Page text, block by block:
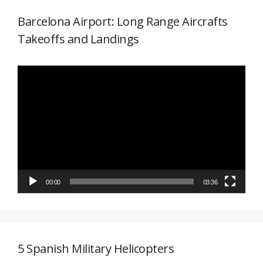
Barcelona Airport: Long Range Aircrafts
Takeoffs and Landings
00:00 03:36
5 Spanish Military Helicopters